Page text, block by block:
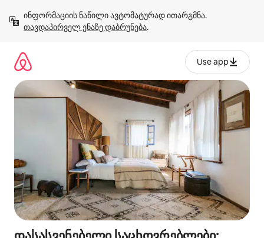
გადასვლა
თავდაპირველ ენაზე დაბრუნება.
Use app